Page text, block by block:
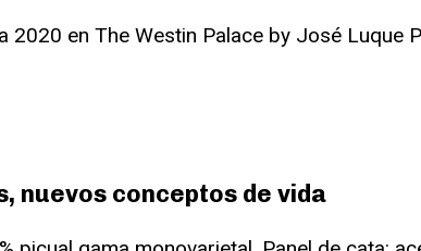
nuevos conceptos de vida